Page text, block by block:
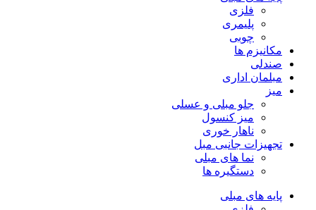
فلزی
پلیمری
چوبی
مکانیزم ها
صندلی
مبلمان اداری
میز
جلو مبلی و عسلی
میز کنسول
ناهار خوری
تجهیزات جانبی مبل
نما های مبلی
دستگیره ها
پایه های مبلی